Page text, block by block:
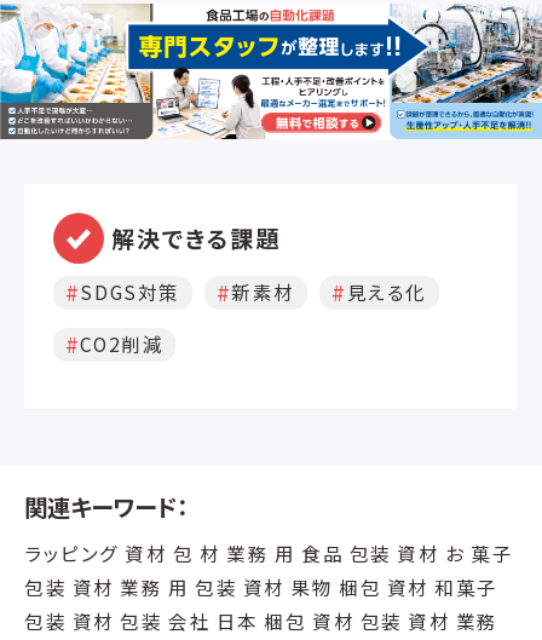
ゆ
ー
解決できる課題
SDGS対策 新素材
見える化
CO2削減
関連キーワード：
ラッピング 資材 包 材 業務 用 食品 包装 資材 お 菓子
包装 資材 業務 用 包装 資材 果物 梱包 資材 和菓子
包装 資材 包装 会社 日本 梱包 資材 包装 資材 業務